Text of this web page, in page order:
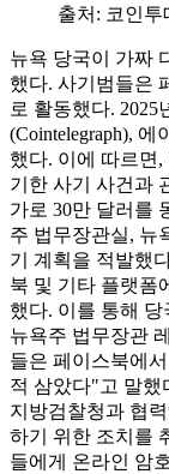
출처: 코인투
뉴욕 당국이 가짜
했다. 사기범들은
로 활동했다. 2025
(Cointelegraph),
했다. 이에 따르면
기한 사기 사건과
가로 30만 달러를
주 법무장관실, 뉴
기 계획을 적발했
북 및 기타 플랫폼
했다. 이를 통해
뉴욕주 법무장관
들은 페이스북에
적 삼았다"고 말했
지방검찰청과 협
하기 위한 조치를
들에게 온라인 암